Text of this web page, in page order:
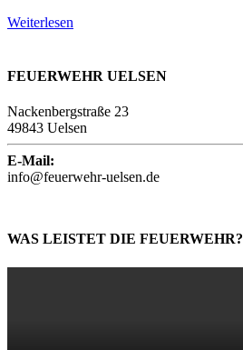
Weiterlesen
FEUERWEHR UELSEN
Nackenbergstraße 23
49843 Uelsen
E-Mail:
info@feuerwehr-uelsen.de
WAS LEISTET DIE FEUERWEHR?